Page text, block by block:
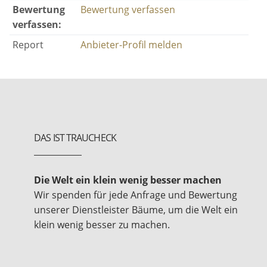
Bewertung
verfassen:
Bewertung verfassen
Report Anbieter-Profil melden
DAS IST TRAUCHECK
Die Welt ein klein wenig besser machen
Wir spenden für jede Anfrage und Bewertung
unserer Dienstleister Bäume, um die Welt ein
klein wenig besser zu machen.